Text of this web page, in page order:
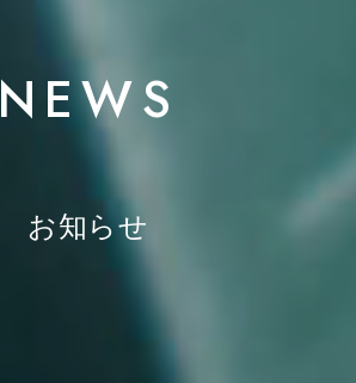
NEWS
お知らせ